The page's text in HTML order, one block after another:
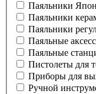
Паяльники
Паяльники
Паяльники
Паяльные
Паяльные
Пистолеты для
Приборы для
Ручной